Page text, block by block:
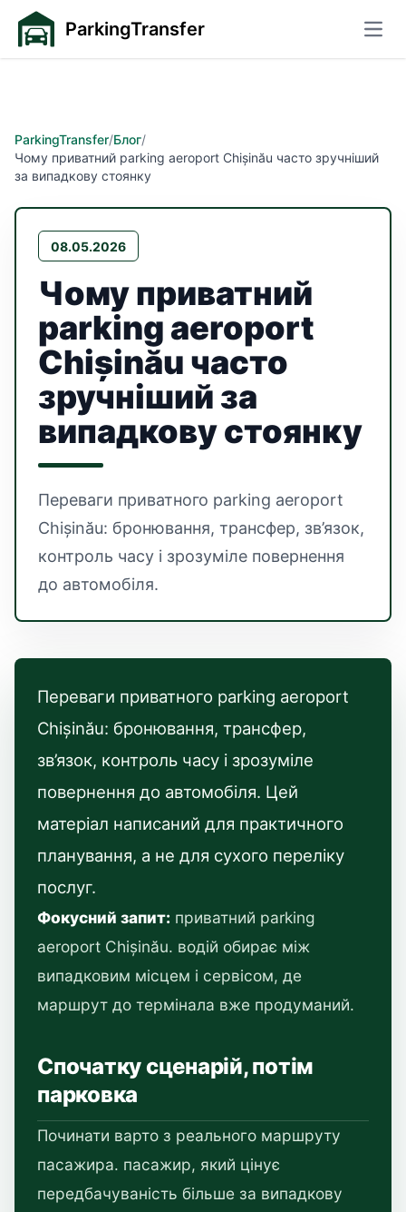
ParkingTransfer
ParkingTransfer/Блог/
Чому приватний parking aeroport Chișinău часто зручніший
за випадкову стоянку
08.05.2026
Чому приватний
parking aeroport
Chișinău часто
зручніший за
випадкову стоянку
Переваги приватного parking aeroport
Chișinău: бронювання, трансфер, зв’язок,
контроль часу і зрозуміле повернення
до автомобіля.
Переваги приватного parking aeroport
Chișinău: бронювання, трансфер,
зв’язок, контроль часу і зрозуміле
повернення до автомобіля. Цей
матеріал написаний для практичного
планування, а не для сухого переліку
послуг.
Фокусний запит: приватний parking
aeroport Chișinău. водій обирає між
випадковим місцем і сервісом, де
маршрут до термінала вже продуманий.
Спочатку сценарій, потім
парковка
Починати варто з реального маршруту
пасажира. пасажир, який цінує
передбачуваність більше за випадкову